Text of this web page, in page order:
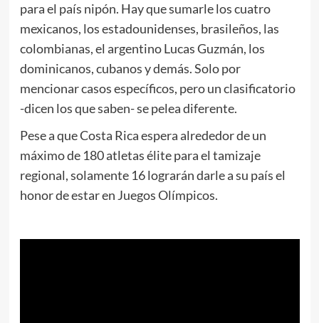
para el país nipón. Hay que sumarle los cuatro
mexicanos, los estadounidenses, brasileños, las
colombianas, el argentino Lucas Guzmán, los
dominicanos, cubanos y demás. Solo por
mencionar casos específicos, pero un clasificatorio
-dicen los que saben- se pelea diferente.
Pese a que Costa Rica espera alrededor de un
máximo de 180 atletas élite para el tamizaje
regional, solamente 16 lograrán darle a su país el
honor de estar en Juegos Olímpicos.